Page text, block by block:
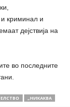
криминал и
дејствија на
во последните
„НИКАКВА